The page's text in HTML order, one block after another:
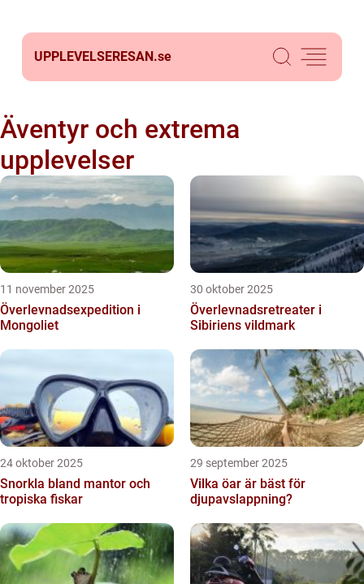
UPPLEVELSERESAN.se
Äventyr och extrema
upplevelser
11 november 2025
Överlevnadsexpedition i
Mongoliet
30 oktober 2025
Överlevnadsretreater i
Sibiriens vildmark
24 oktober 2025
Snorkla bland mantor och
tropiska fiskar
29 september 2025
Vilka öar är bäst för
djupavslappning?